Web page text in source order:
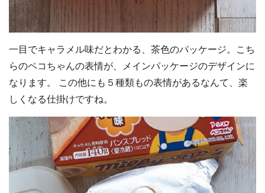
一目でキャラメル味だとわかる、茶色のパッケージ。こち
らのペコちゃんの表情が、メインパッケージのデザインに
なります。 この他にも５種類もの表情があるなんて、楽
しくなる仕掛けですね。